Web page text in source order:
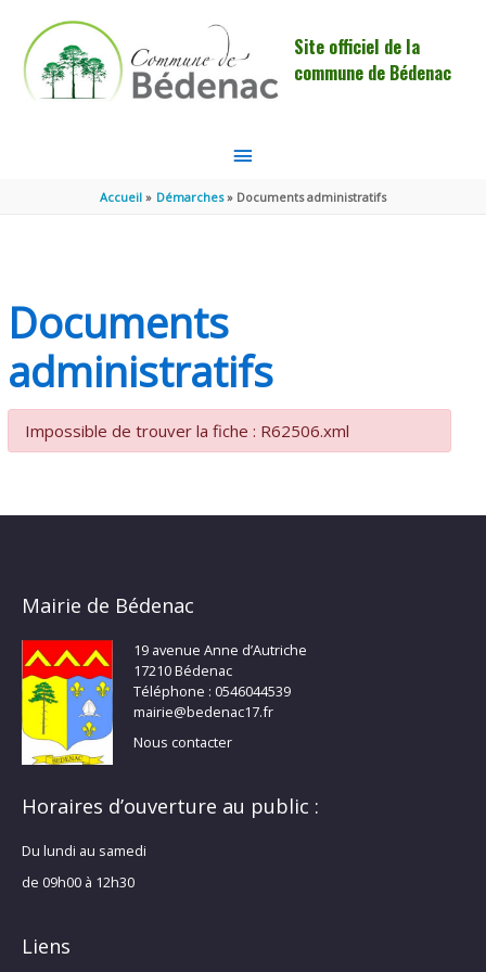
Site officiel de la
commune de Bédenac
MENU
PRINCIPAL
Accueil Démarches Documents administratifs
Documents
administratifs
Impossible de trouver la fiche : R62506.xml
Mairie de Bédenac
19 avenue Anne d’Autriche
17210 Bédenac
Téléphone : 0546044539
mairie@bedenac17.fr
Nous contacter
Horaires d’ouverture au public :
Du lundi au samedi
de 09h00 à 12h30
Liens